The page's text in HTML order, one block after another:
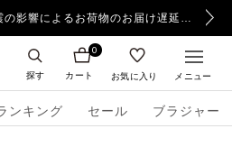
【重要】令和8年熊本地震の影響によるお荷物のお届け遅延について
ンキング セール ブラジャー
カート
0
お気に入り
探す メニュー